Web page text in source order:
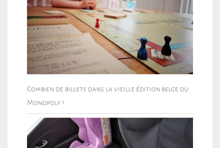
Combien de billets dans la vieille édition belge du
Monopoly ?